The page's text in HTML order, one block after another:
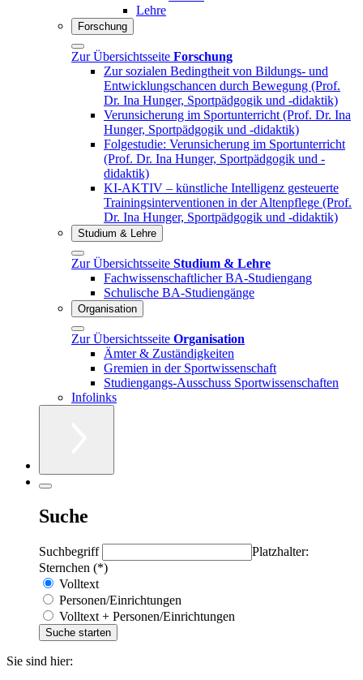
Lehre
Forschung
Zur Übersichtsseite Forschung
Zur sozialen Bedingtheit von Bildungs- und
Entwicklungschancen durch Bewegung (Prof.
Dr. Ina Hunger, Sportpädgogik und -didaktik)
Verunsicherung im Sportunterricht (Prof. Dr. Ina
Hunger, Sportpädgogik und -didaktik)
Folgestudie: Verunsicherung im Sportunterricht
(Prof. Dr. Ina Hunger, Sportpädgogik und -
didaktik)
KI-AKTIV – künstliche Intelligenz gesteuerte
Trainingsinterventionen in der Altenpflege (Prof.
Dr. Ina Hunger, Sportpädgogik und -didaktik)
Studium & Lehre
Zur Übersichtsseite Studium & Lehre
Fachwissenschaftlicher BA-Studiengang
Schulische BA-Studiengänge
Organisation
Zur Übersichtsseite Organisation
Ämter & Zuständigkeiten
Gremien in der Sportwissenschaft
Studiengangs-Ausschuss Sportwissenschaften
Infolinks
Suche
Suchbegriff
Platzhalter:
Sternchen (*)
Volltext
Personen/Einrichtungen
Volltext + Personen/Einrichtungen
Sie sind hier: